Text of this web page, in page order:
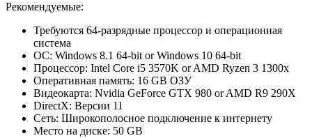
Рекомендуемые:
Требуются 64-разрядные процессор и операционная
система
ОС: Windows 8.1 64-bit or Windows 10 64-bit
Процессор: Intel Core i5 3570K or AMD Ryzen 3 1300x
Оперативная память: 16 GB ОЗУ
Видеокарта: Nvidia GeForce GTX 980 or AMD R9 290X
DirectX: Версии 11
Сеть: Широкополосное подключение к интернету
Место на диске: 50 GB